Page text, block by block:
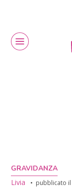
GRAVIDANZA
Livia
pubblicato il